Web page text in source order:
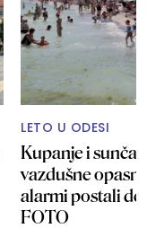
LETO U ODESI
Kupanje i
vazdušne
alarmi postali
FOTO